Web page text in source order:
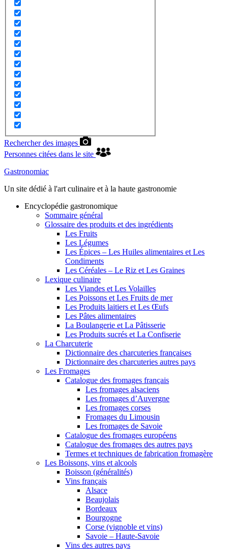
Rechercher des images
Personnes citées dans le site
Gastronomiac
Un site dédié à l'art culinaire et à la haute gastronomie
Encyclopédie gastronomique
Sommaire général
Glossaire des produits et des ingrédients
Les Fruits
Les Légumes
Les Épices – Les Huiles alimentaires et Les
Condiments
Les Céréales – Le Riz et Les Graines
Lexique culinaire
Les Viandes et Les Volailles
Les Poissons et Les Fruits de mer
Les Produits laitiers et Les Œufs
Les Pâtes alimentaires
La Boulangerie et La Pâtisserie
Les Produits sucrés et La Confiserie
La Charcuterie
Dictionnaire des charcuteries françaises
Dictionnaire des charcuteries autres pays
Les Fromages
Catalogue des fromages français
Les fromages alsaciens
Les fromages d’Auvergne
Les fromages corses
Fromages du Limousin
Les fromages de Savoie
Catalogue des fromages européens
Catalogue des fromages des autres pays
Termes et techniques de fabrication fromagère
Les Boissons, vins et alcools
Boisson (généralités)
Vins français
Alsace
Beaujolais
Bordeaux
Bourgogne
Corse (vignoble et vins)
Savoie – Haute-Savoie
Vins des autres pays